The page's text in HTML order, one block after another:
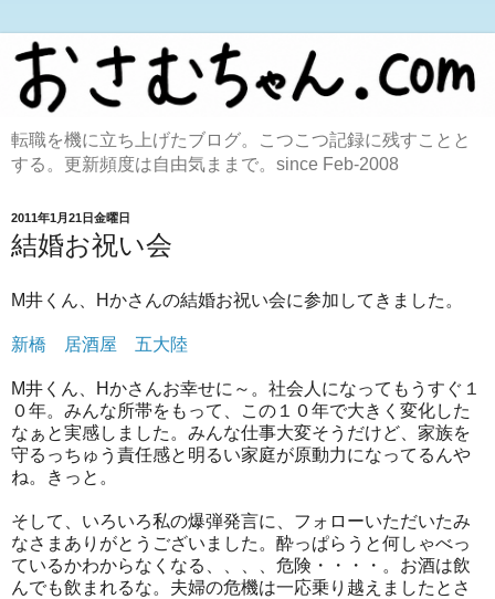
転職を機に立ち上げたブログ。こつこつ記録に残すことと
する。更新頻度は自由気ままで。since Feb-2008
2011年1月21日金曜日
結婚お祝い会
M井くん、Hかさんの結婚お祝い会に参加してきました。
新橋 居酒屋 五大陸
M井くん、Hかさんお幸せに～。社会人になってもうすぐ１
０年。みんな所帯をもって、この１０年で大きく変化した
なぁと実感しました。みんな仕事大変そうだけど、家族を
守るっちゅう責任感と明るい家庭が原動力になってるんや
ね。きっと。
そして、いろいろ私の爆弾発言に、フォローいただいたみ
なさまありがとうございました。酔っぱらうと何しゃべっ
ているかわからなくなる、、、、危険・・・・。お酒は飲
んでも飲まれるな。夫婦の危機は一応乗り越えましたとさ